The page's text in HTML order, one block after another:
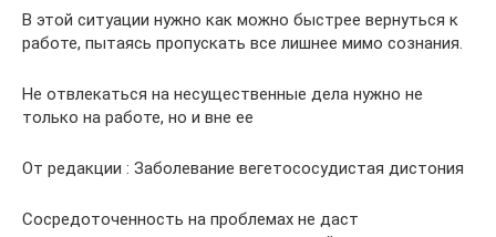
В этой ситуации нужно как можно быстрее вернуться к
работе, пытаясь пропускать все лишнее мимо сознания.
Не отвлекаться на несущественные дела нужно не
только на работе, но и вне ее
От редакции : Заболевание вегетососудистая дистония
Сосредоточенность на проблемах не даст